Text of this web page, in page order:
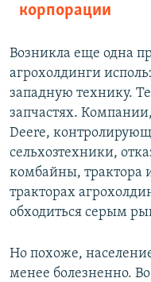
корпорации
Возникла еще одна
агрохолдинги
западную технику.
запчастях.
Deere,
сельхозтехники,
комбайны, трактора
тракторах
обходиться серым
Но похоже,
менее болезненно.